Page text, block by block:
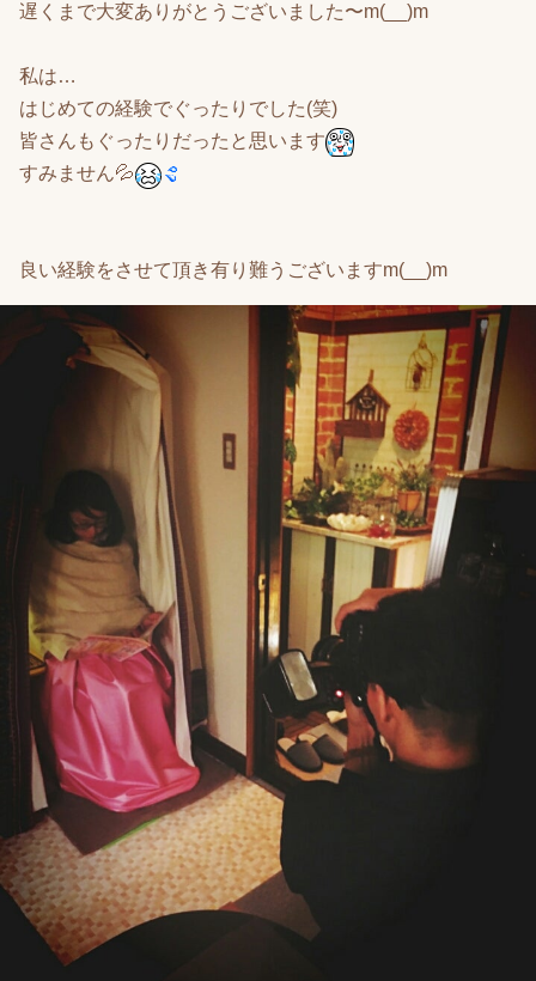
遅くまで大変ありがとうございました〜m(__)m
私は…
はじめての経験でぐったりでした(笑)
皆さんもぐったりだったと思います
すみません💦
良い経験をさせて頂き有り難うございますm(__)m